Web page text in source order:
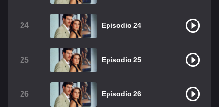
24 Episodio 24
25 Episodio 25
26 Episodio 26